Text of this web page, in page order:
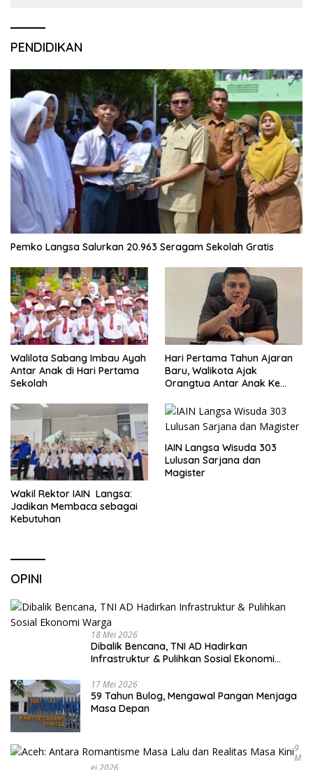
PENDIDIKAN
Pemko Langsa Salurkan 20.963 Seragam Sekolah Gratis
Walilota Sabang Imbau Ayah
Antar Anak di Hari Pertama
Sekolah
Hari Pertama Tahun Ajaran
Baru, Walikota Ajak
Orangtua Antar Anak Ke
Wakil Rektor IAIN Langsa:
Jadikan Membaca sebagai
Kebutuhan
IAIN Langsa Wisuda 303
Lulusan Sarjana dan
Magister
OPINI
18 Mei 2026
Dibalik Bencana, TNI AD Hadirkan
Infrastruktur & Pulihkan Sosial Ekonomi
17 Mei 2026
59 Tahun Bulog, Mengawal Pangan Menjaga
Masa Depan
9
M
Ei 2026